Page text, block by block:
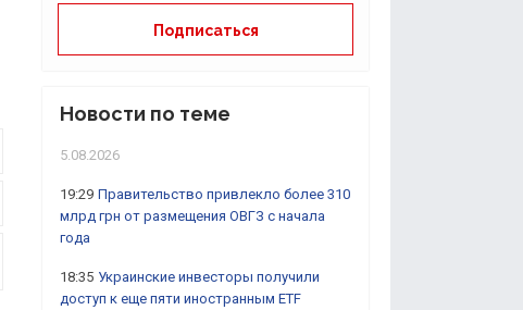
Новости по теме
5.08.2026
19:29 Правительство привлекло более 310
млрд грн от размещения ОВГЗ с начала
года
18:35 Украинские инвесторы получили
доступ к еще пяти иностранным ETF